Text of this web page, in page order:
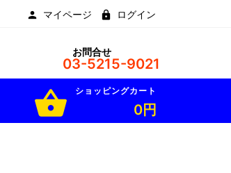
マイページ ログイン
お問合せ
03-5215-9021
shopping_basket ショッピングカート
0円